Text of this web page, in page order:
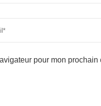
pour mon prochain